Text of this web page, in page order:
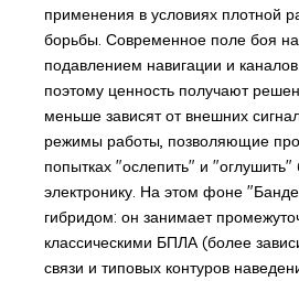
применения в условиях плотной
борьбы. Современное поле боя
подавлением навигации и
поэтому ценность получают
меньше зависят от внешних
режимы работы, позволяющие
попытках "ослепить" и "оглушить"
электронику. На этом фоне
гибридом: он занимает
классическими БПЛА (более
связи и типовых контуров